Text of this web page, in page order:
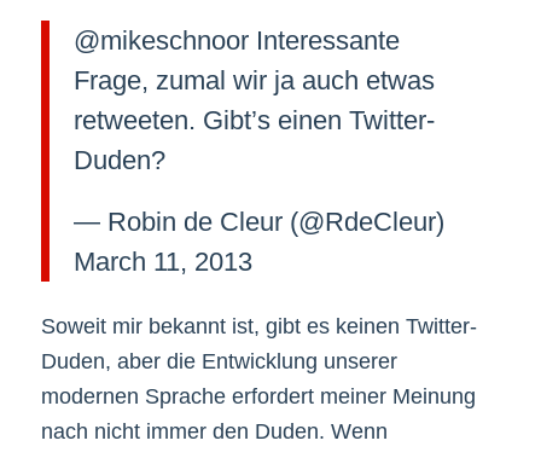
@mikeschnoor Interessante
Frage, zumal wir ja auch etwas
retweeten. Gibt’s einen Twitter-
Duden?
— Robin de Cleur (@RdeCleur)
March 11, 2013
Soweit mir bekannt ist, gibt es keinen Twitter-
Duden, aber die Entwicklung unserer
modernen Sprache erfordert meiner Meinung
nach nicht immer den Duden. Wenn